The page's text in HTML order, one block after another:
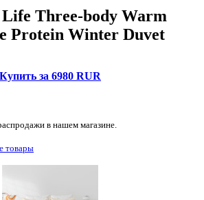
Three-body Warm
Protein Winter Duvet
Купить за 6980 RUR
в нашем магазине.
товары